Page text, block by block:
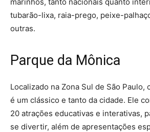
tubarão-lixa, raia-prego, peixe-
outras.
Parque da Mônica
Localizado na Zona Sul de São Paulo,
é um clássico e tanto da cidade. Ele
20 atrações educativas e interativas,
se divertir, além de apresentações